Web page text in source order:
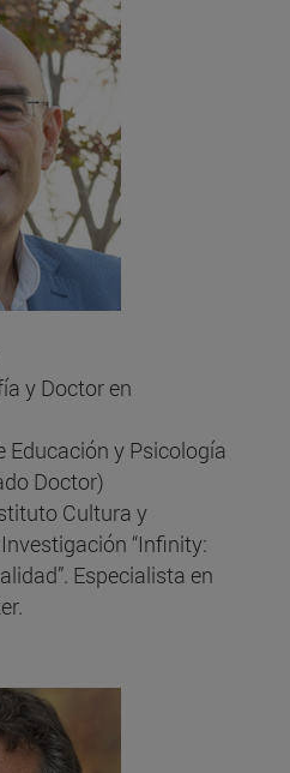
y Doctor en
Educación y Psicología
Doctor)
Cultura y
“Infinity:
Especialista en